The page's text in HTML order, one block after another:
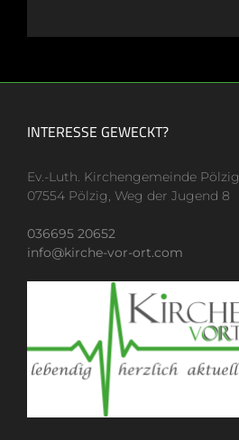
INTERESSE GEWECKT?
Ev.-Luth. Kirchengemeinde Pölzig
07554 Pölzig, Weg der Jugend 8
036695 20652
info@kirche-vor-ort.com